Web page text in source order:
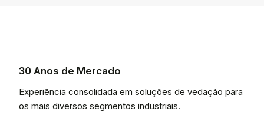
30 Anos de Mercado
Experiência consolidada em soluções de vedação para
os mais diversos segmentos industriais.